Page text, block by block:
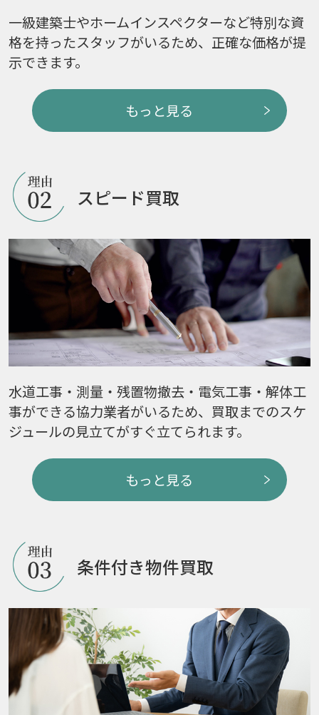
一級建築士やホームインスペクターなど特別な資
格を持ったスタッフがいるため、正確な価格が提
示できます。
もっと見る
スピード買取
水道工事・測量・残置物撤去・電気工事・解体工
事ができる協力業者がいるため、買取までのスケ
ジュールの見立てがすぐ立てられます。
もっと見る
条件付き物件買取